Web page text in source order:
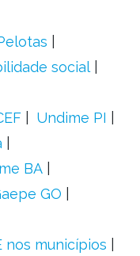
social
Undime PI
BA
GO
nos municípios